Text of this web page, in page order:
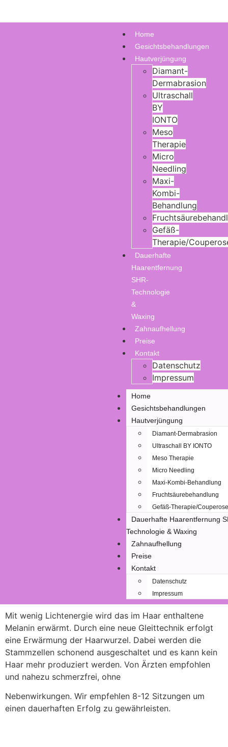
Home
Gesichtsbehandlungen
Hautverjüngung
Diamant-
Dermabrasion
Ultraschall
BY
IONTO
Meso
Therapie
Micro
Needling
Maxi-
Kombi-
Behandlung
Gefäß-
Therapie/
Dauerhafte
Haarentfernung
SHR-
Technologie
&
Waxing
Zahnaufhellung
Preise
Kontakt
Datenschutz
Impressum
Home
Gesichtsbehandlungen
Hautverjüngung
Diamant-Dermabrasion
Ultraschall BY IONTO
Meso Therapie
Micro Needling
Maxi-Kombi-Behandlung
Fruchtsäurebehandlung
Gefäß-Therapie/Couperose
Dauerhafte Haarentfernung
Technologie & Waxing
Zahnaufhellung
Preise
Kontakt
Datenschutz
Impressum
Mit wenig Lichtenergie wird das im Haar enthaltene
Melanin erwärmt. Durch eine neue Gleittechnik erfolgt
eine Erwärmung der Haarwurzel. Dabei werden die
Stammzellen schonend ausgeschaltet und es kann kein
Haar mehr produziert werden. Von Ärzten empfohlen
und nahezu schmerzfrei, ohne
Nebenwirkungen. Wir empfehlen 8-12 Sitzungen um
einen dauerhaften Erfolg zu gewährleisten.